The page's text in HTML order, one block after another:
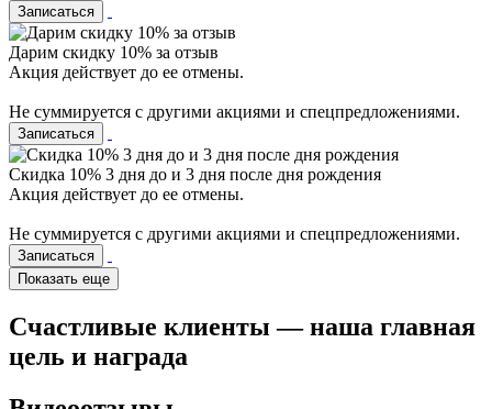
Записаться
Дарим скидку 10% за отзыв
Акция действует до ее отмены.
Не суммируется с другими акциями и спецпредложениями.
Записаться
Скидка 10% 3 дня до и 3 дня после дня рождения
Акция действует до ее отмены.
Не суммируется с другими акциями и спецпредложениями.
Записаться
Показать еще
Счастливые клиенты — наша главная
цель и награда